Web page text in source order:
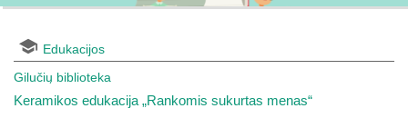
Edukacijos
Gilučių biblioteka
Keramikos edukacija „Rankomis sukurtas menas“